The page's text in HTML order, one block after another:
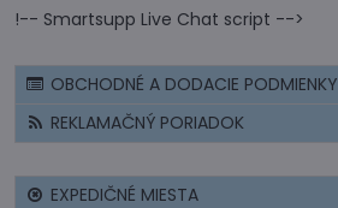
!-- Smartsupp Live Chat script -->
OBCHODNÉ A DODACIE PODMIENKY
REKLAMAČNÝ PORIADOK
EXPEDIČNÉ MIESTA